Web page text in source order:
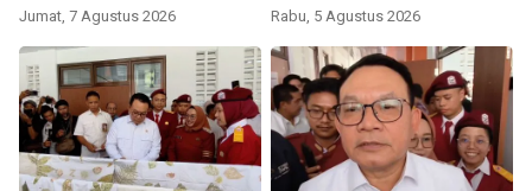
Jumat, 7 Agustus 2026 Rabu, 5 Agustus 2026